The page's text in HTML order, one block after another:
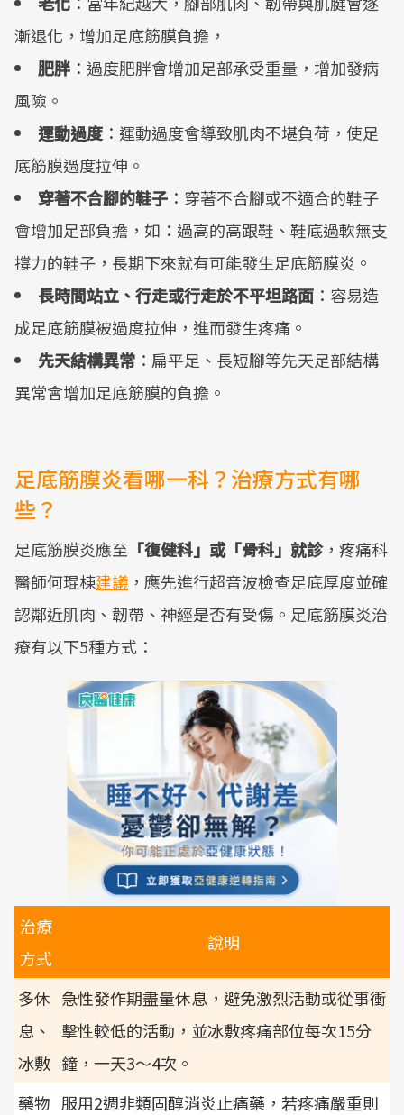
漸退化，增加足底筋膜負擔，
肥胖 ：過度肥胖會增加足部承受重量，增加發病
風險。
運動過度 ：運動過度會導致肌肉不堪負荷，使足
底筋膜過度拉伸。
穿著不合腳的鞋子 ：穿著不合腳或不適合的鞋子
會增加足部負擔，如：過高的高跟鞋、鞋底過軟無支
撐力的鞋子，長期下來就有可能發生足底筋膜炎。
長時間站立、行走或行走於不平坦路面 ：容易造
成足底筋膜被過度拉伸，進而發生疼痛。
先天結構異常 ：扁平足、長短腳等先天足部結構
異常會增加足底筋膜的負擔。
足底筋膜炎看哪一科？治療方式有哪
些？
足底筋膜炎應至 「復健科」或「骨科」就診，疼痛科
醫師何琨棟建議 ，應先進行超音波檢查足底厚度並確
認鄰近肌肉、韌帶、神經是否有受傷。足底筋膜炎治
療有以下5種方式：
治療
方式
說明
多休
息、
冰敷
急性發作期盡量休息，避免激烈活動或從事衝
擊性較低的活動，並冰敷疼痛部位每次15分
鐘，一天3～4次。
藥物 服用2週非類固醇消炎止痛藥，若疼痛嚴重則